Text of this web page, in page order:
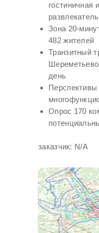
гостиничная
Зона 20-
482 жителей
Транзитный
день
Опрос 170
заказчик: N/A